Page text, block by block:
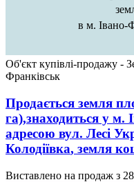
в м. Івано-
Об'єкт купівлі-продажу -
Франківськ
Продається земля
га),знаходиться у м.
адресою вул. Лесі
Колодіївка, земля
Виставлено на продаж з